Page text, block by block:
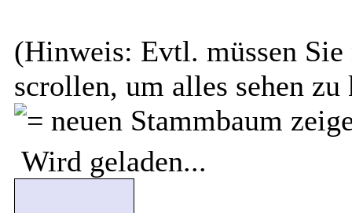
(Hinweis: Evtl. müssen Sie
scrollen, um alles sehen
Wird geladen...